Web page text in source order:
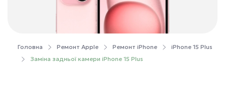
Головна Ремонт Apple Ремонт iPhone
iPhone 15 Plus
Заміна задньої камери iPhone 15 Plus